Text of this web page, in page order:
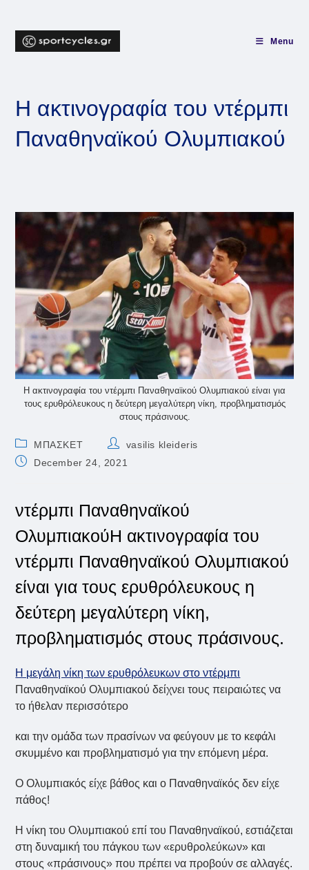
content
Menu
Η ακτινογραφία του ντέρμπι
Παναθηναϊκού Ολυμπιακού
Η ακτινογραφία του ντέρμπι Παναθηναϊκού Ολυμπιακού είναι για
τους ερυθρόλευκους η δεύτερη μεγαλύτερη νίκη, προβληματισμός
στους πράσινους.
Post
category:
ΜΠΑΣΚΕΤ
Postvasilis kleideris
PostDecember 24, 2021
ντέρμπι Παναθηναϊκού
ΟλυμπιακούΗ ακτινογραφία του
ντέρμπι Παναθηναϊκού Ολυμπιακού
είναι για τους ερυθρόλευκους η
δεύτερη μεγαλύτερη νίκη,
προβληματισμός στους πράσινους.
Η μεγάλη νίκη των ερυθρόλευκων στο ντέρμπι
Παναθηναϊκού Ολυμπιακού δείχνει τους πειραιώτες να
το ήθελαν περισσότερο
και την ομάδα των πρασίνων να φεύγουν με το κεφάλι
σκυμμένο και προβληματισμό για την επόμενη μέρα.
Ο Ολυμπιακός είχε βάθος και ο Παναθηναϊκός δεν είχε
πάθος!
Η νίκη του Ολυμπιακού επί του Παναθηναϊκού, εστιάζεται
στη δυναμική του πάγκου των «ερυθρολεύκων» και
στους «πράσινους» που πρέπει να προβούν σε αλλαγές.